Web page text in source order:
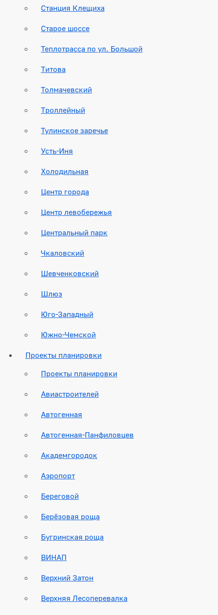
Станция Клещиха
Старое шоссе
Теплотрасса по ул. Большой
Титова
Толмачевский
Троллейный
Тулинское заречье
Усть-Иня
Холодильная
Центр города
Центр левобережья
Центральный парк
Чкаловский
Шевченковский
Шлюз
Юго-Западный
Южно-Чемской
Проекты планировки
Проекты планировки
Авиастроителей
Автогенная
Автогенная-Панфиловцев
Академгородок
Аэропорт
Береговой
Берёзовая роща
Бугринская роща
ВИНАП
Верхний Затон
Верхняя Лесоперевалка